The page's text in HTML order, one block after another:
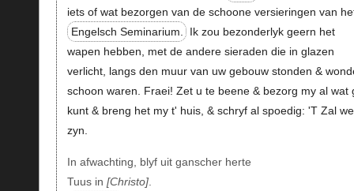
iets of wat bezorgen van de schoone versieringen van
Engelsch Seminarium.
Ik zou bezonderlyk geern het
wapen hebben, met de andere sieraden die in glazen
verlicht, langs den muur van uw gebouw stonden &
schoon waren. Fraei! Zet u te beene & bezorg my al wat
kunt & breng het my t' huis, & schryf al spoedig: 'T Zal
zyn.
In afwachting, blyf uit ganscher herte
Tuus in Christo .